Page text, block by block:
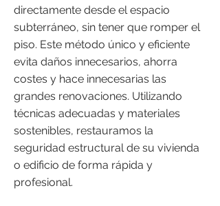
directamente desde el espacio
subterráneo, sin tener que romper el
piso. Este método único y eficiente
evita daños innecesarios, ahorra
costes y hace innecesarias las
grandes renovaciones. Utilizando
técnicas adecuadas y materiales
sostenibles, restauramos la
seguridad estructural de su vivienda
o edificio de forma rápida y
profesional.